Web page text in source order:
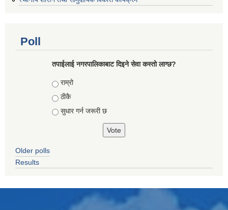
Poll
तपाईलाई नगरपालिकाबाट दिइने सेवा कस्तो लाग्छ?
Choices
राम्रो
ठीकै
सुधार गर्न जरूरी छ
Older polls
Results